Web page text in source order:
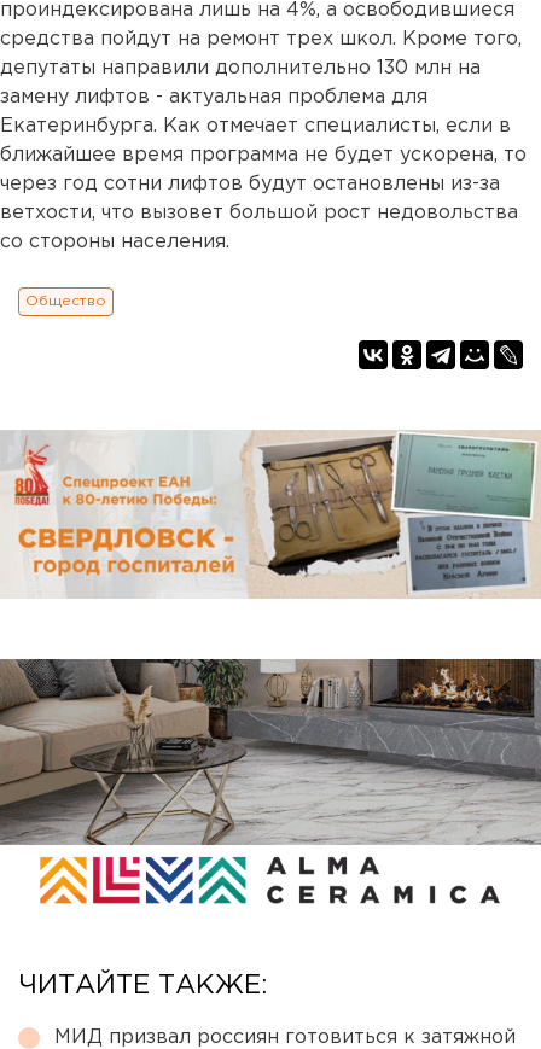
проиндексирована лишь на 4%, а освободившиеся
средства пойдут на ремонт трех школ. Кроме того,
депутаты направили дополнительно 130 млн на
замену лифтов - актуальная проблема для
Екатеринбурга. Как отмечает специалисты, если в
ближайшее время программа не будет ускорена, то
через год сотни лифтов будут остановлены из-за
ветхости, что вызовет большой рост недовольства
со стороны населения.
Общество
ЧИТАЙТЕ ТАКЖЕ:
МИД призвал россиян готовиться к затяжной